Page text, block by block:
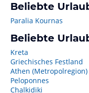
Beliebte
Paralia Kournas
Beliebte
Kreta
Griechisches Festland
Athen (Metropolregion)
Peloponnes
Chalkidiki